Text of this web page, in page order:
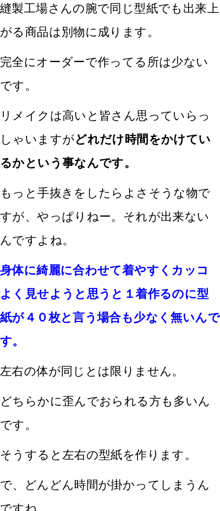
縫製工場さんの腕で同じ型紙でも出来上
がる商品は別物に成ります。
完全にオーダーで作ってる所は少ない
です。
リメイクは高いと皆さん思っていらっ
しゃいますがどれだけ時間をかけてい
るかという事なんです。
もっと手抜きをしたらよさそうな物で
すが、やっぱりねー。それが出来ない
んですよね。
身体に綺麗に合わせて着やすくカッコ
よく見せようと思うと１着作るのに型
紙が４０枚と言う場合も少なく無いんで
す。
左右の体が同じとは限りません。
どちらかに歪んでおられる方も多いん
です。
そうすると左右の型紙を作ります。
で、どんどん時間が掛かってしまうん